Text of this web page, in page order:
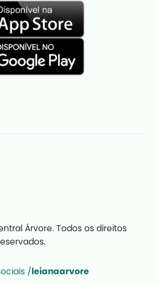
Árvore. Todos os direitos
/ leianaarvore